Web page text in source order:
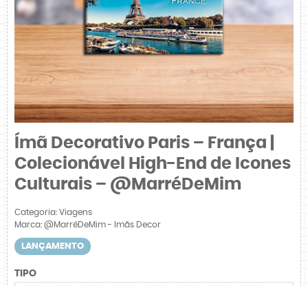
Ímã Decorativo Paris – França |
Colecionável High-End de Icones
Culturais – @MarréDeMim
Categoria: Viagens
Marca: @MarréDeMim - Imãs Decor
LANÇAMENTO
TIPO